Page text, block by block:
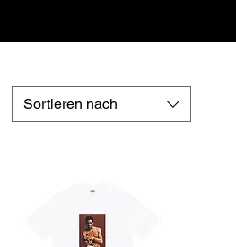
Sortieren nach